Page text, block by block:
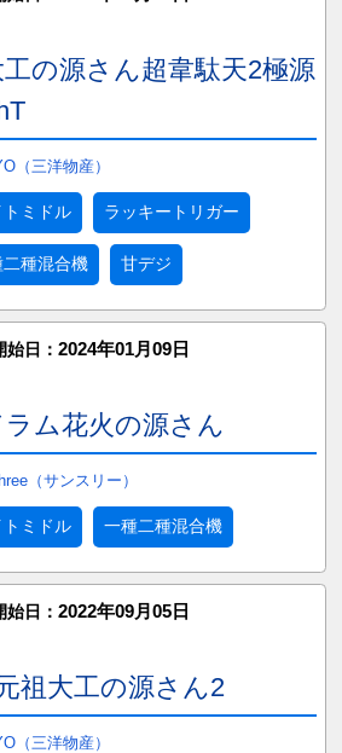
の源さん超韋駄天2極源
（三洋物産）
トミドル ラッキートリガー
二種混合機 甘デジ
始日： 2024年01月09日
ラム花火の源さん
（サンスリー）
トミドル 一種二種混合機
始日： 2022年09月05日
祖大工の源さん2
（三洋物産）